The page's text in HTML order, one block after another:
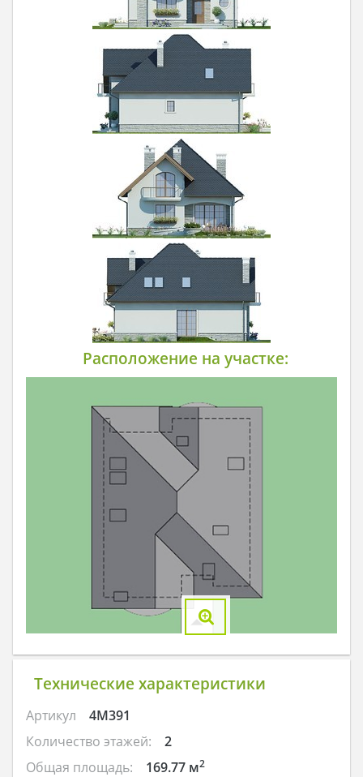
Расположение на участке:
Технические характеристики
Артикул
4M391
Количество этажей:
2
Общая площадь:
169.77 м2